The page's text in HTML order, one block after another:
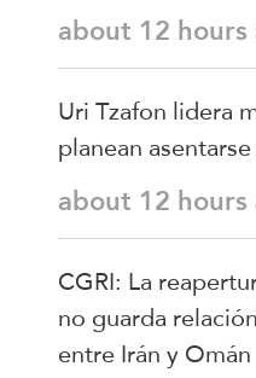
about 12
Uri Tzafon lidera
planean
about 12
CGRI: La
no guarda
entre Irán y Omán